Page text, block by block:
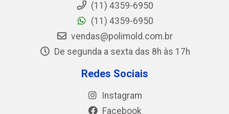
(11) 4359-6950
(11) 4359-6950
vendas@polimold.com.br
De segunda a sexta das 8h às 17h
Redes Sociais
Instagram
Facebook